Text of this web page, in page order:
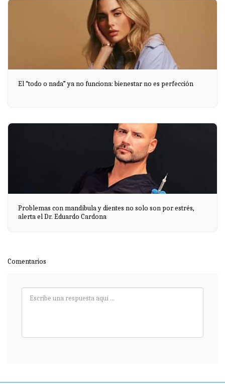
El “todo o nada” ya no funciona: bienestar no es perfección
Problemas con mandíbula y dientes no solo son por estrés,
alerta el Dr. Eduardo Cardona
Comentarios